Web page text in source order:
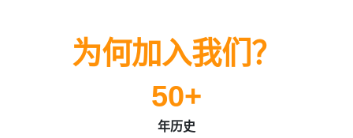
为何加入我们？
50+
年历史